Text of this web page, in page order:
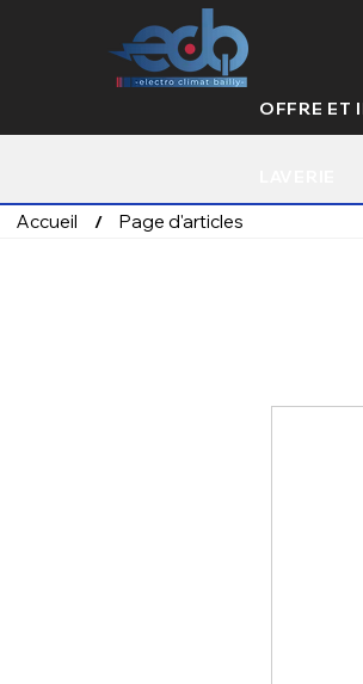
OFFRE ET
Accueil / Page d'articles